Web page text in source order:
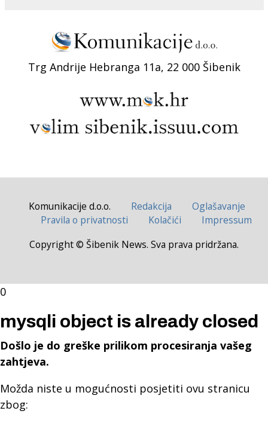
Trg Andrije Hebranga 11a, 22 000 Šibenik
Komunikacije d.o.o. Redakcija
Oglašavanje
Pravila o privatnosti
Kolačići
Impressum
Copyright © Šibenik News. Sva prava pridržana.
0
mysqli object is already closed
Došlo je do greške prilikom procesiranja vašeg
zahtjeva.
Možda niste u mogućnosti posjetiti ovu stranicu
zbog: